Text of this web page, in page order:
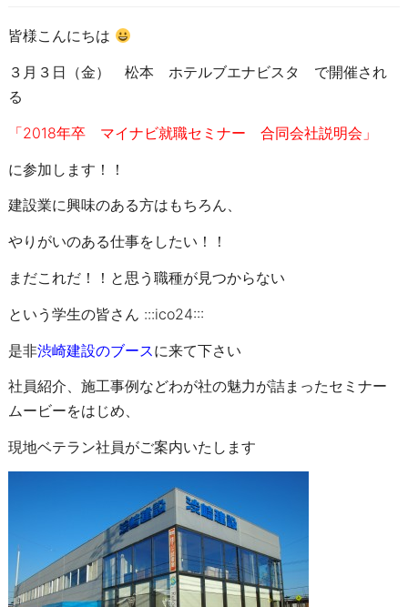
皆様こんにちは
３月３日（金） 松本 ホテルブエナビスタ で開催され
る
「2018年卒 マイナビ就職セミナー 合同会社説明会」
に参加します！！
建設業に興味のある方はもちろん、
やりがいのある仕事をしたい！！
まだこれだ！！と思う職種が見つからない
という学生の皆さん :::ico24:::
是非渋崎建設のブースに来て下さい
社員紹介、施工事例などわが社の魅力が詰まったセミナー
ムービーをはじめ、
現地ベテラン社員がご案内いたします